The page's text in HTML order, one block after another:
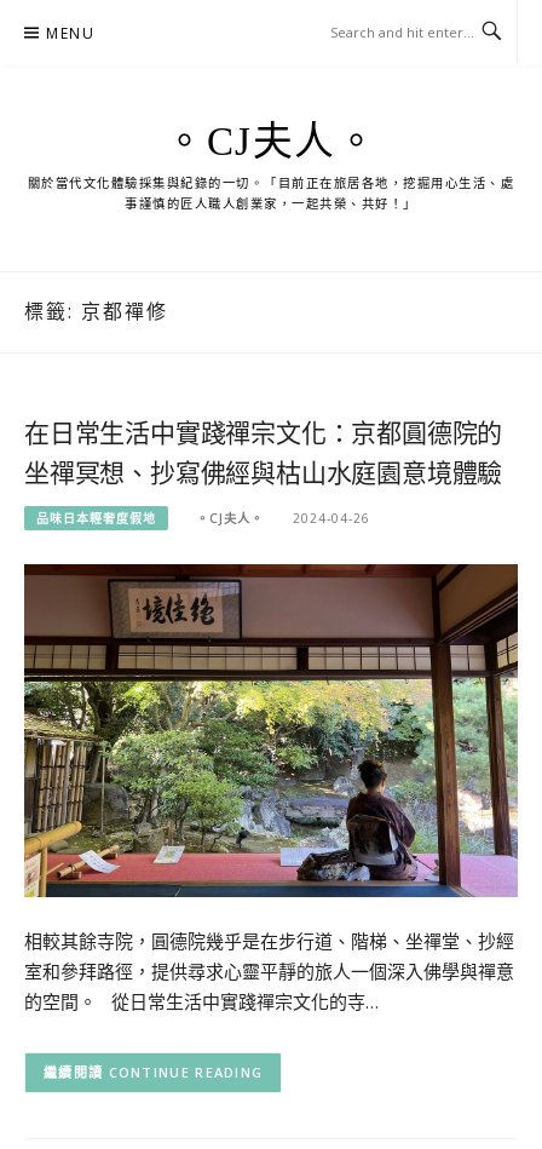
MENU
。CJ夫人。
關於當代文化體驗採集與紀錄的一切。「目前正在旅居各地，挖掘用心生活、處
事謹慎的匠人職人創業家，一起共榮、共好！」
標籤: 京都禪修
在日常生活中實踐禪宗文化：京都圓德院的
坐禪冥想、抄寫佛經與枯山水庭園意境體驗
品味日本輕奢度假地 。CJ夫人。 2024-04-26
相較其餘寺院，圓德院幾乎是在步行道、階梯、坐禪堂、抄經
室和參拜路徑，提供尋求心靈平靜的旅人一個深入佛學與禪意
的空間。 從日常生活中實踐禪宗文化的寺…
CONTINUE READING